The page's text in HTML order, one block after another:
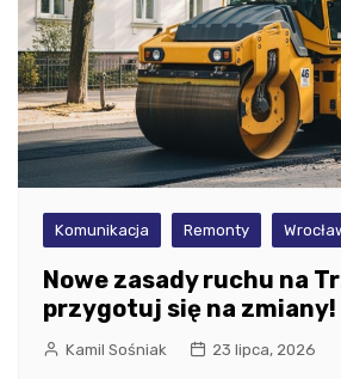
Komunikacja Remonty
Nowe zasady ruchu na
przygotuj się na zmiany!
Kamil Sośniak 23 lipca, 2026